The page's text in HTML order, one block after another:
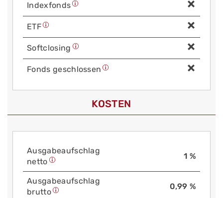
Index­fonds
ETF
Soft­closing
Fonds geschlossen
KOSTEN
Aus­gabe­auf­schlag
netto
1 %
Aus­gabe­auf­schlag
brutto
0,99 %